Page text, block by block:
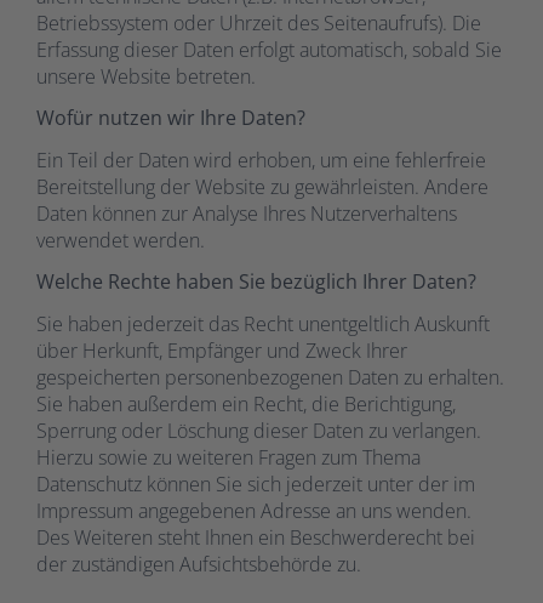
Betriebssystem oder Uhrzeit des Seitenaufrufs). Die
Erfassung dieser Daten erfolgt automatisch, sobald Sie
unsere Website betreten.
Wofür nutzen wir Ihre Daten?
Ein Teil der Daten wird erhoben, um eine fehlerfreie
Bereitstellung der Website zu gewährleisten. Andere
Daten können zur Analyse Ihres Nutzerverhaltens
verwendet werden.
Welche Rechte haben Sie bezüglich Ihrer Daten?
Sie haben jederzeit das Recht unentgeltlich Auskunft
über Herkunft, Empfänger und Zweck Ihrer
gespeicherten personenbezogenen Daten zu erhalten.
Sie haben außerdem ein Recht, die Berichtigung,
Sperrung oder Löschung dieser Daten zu verlangen.
Hierzu sowie zu weiteren Fragen zum Thema
Datenschutz können Sie sich jederzeit unter der im
Impressum angegebenen Adresse an uns wenden.
Des Weiteren steht Ihnen ein Beschwerderecht bei
der zuständigen Aufsichtsbehörde zu.